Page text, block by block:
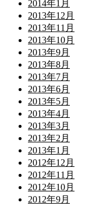
2014年1月
2013年12月
2013年11月
2013年10月
2013年9月
2013年8月
2013年7月
2013年6月
2013年5月
2013年4月
2013年3月
2013年2月
2013年1月
2012年12月
2012年11月
2012年10月
2012年9月